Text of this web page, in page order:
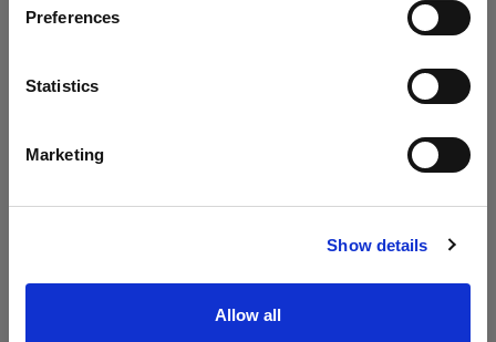
Preferences
Statistics
Marketing
Show details
Allow all
Poland
サイトにアクセス
やわらかい光を使って、ありのままで、カジュアル
で、まるで晴れた日に散歩に出かけた本当のカップル
のような姿が捉えられました。